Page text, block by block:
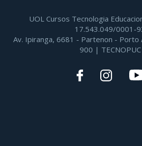
UOL Cursos Tecnologia
17.543.049/0001-
Av. Ipiranga, 6681 - Partenon - Porto
900 | TECNOPUC